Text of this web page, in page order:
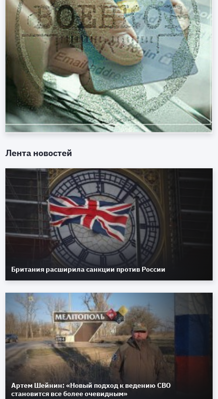
Лента новостей
Британия расширила санкции против России
Артем Шейнин: «Новый подход к ведению СВО
становится все более очевидным»